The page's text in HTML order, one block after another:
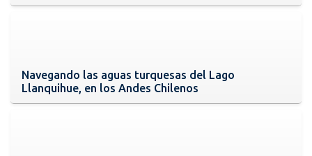
Navegando las aguas turquesas del Lago
Llanquihue, en los Andes Chilenos